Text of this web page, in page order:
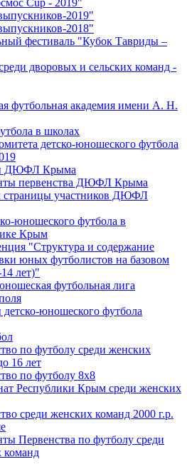
Cup - 2019"
2019"
2018"
фестиваль "Кубок Тавриды –
дворовых и сельских команд -
футбольная академия имени А. Н.
в школах
детско-юношеского футбола
ДЮФЛ Крыма
первенства ДЮФЛ Крыма
страницы участников ДЮФЛ
юношеского футбола в
Крым
"Структура и содержание
юных футболистов на базовом
лет)"
футбольная лига
юношеского футбола
по футболу среди женских
16 лет
по футболу 8х8
Республики Крым среди женских
среди женских команд 2000 г.р.
Первенства по футболу среди
команд